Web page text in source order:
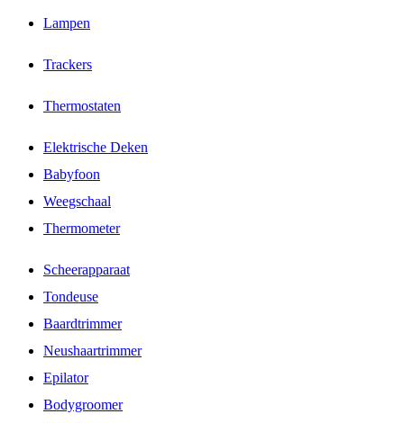
Lampen
Trackers
Thermostaten
Elektrische Deken
Babyfoon
Weegschaal
Thermometer
Scheerapparaat
Tondeuse
Baardtrimmer
Neushaartrimmer
Epilator
Bodygroomer